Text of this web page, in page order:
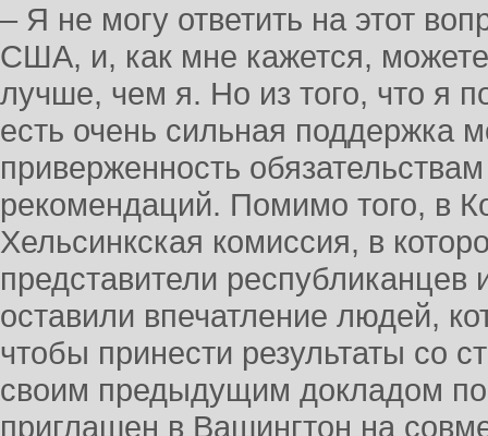
– Я не могу ответить на этот
США, и, как мне кажется, можете
лучше, чем я. Но из того, что я
есть очень сильная поддержка
приверженность
рекомендаций. Помимо того, в
Хельсинкская комиссия, в
представители республиканцев
оставили впечатление людей,
чтобы принести результаты со
своим предыдущим докладом
приглашен в Вашингтон на